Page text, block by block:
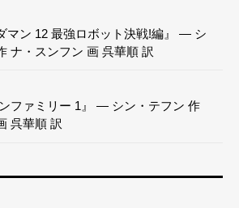
マン 12 最強ロボット決戦!編』 — シ
ナ・スンフン 画 呉華順 訳
ンファミリー 1』 — シン・テフン 作
呉華順 訳